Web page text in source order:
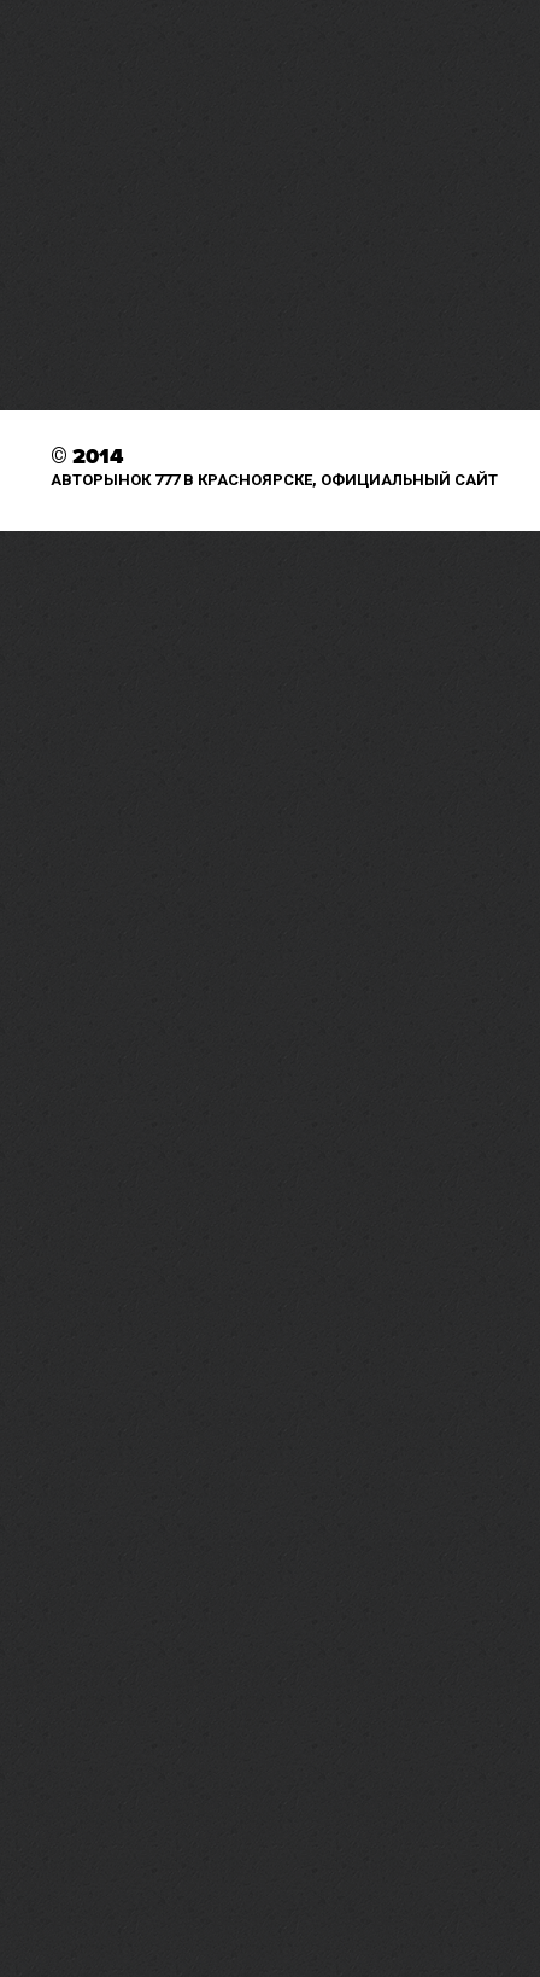
© 2014
АВТОРЫНОК 777 В КРАСНОЯРСКЕ, ОФИЦИАЛЬНЫЙ САЙТ